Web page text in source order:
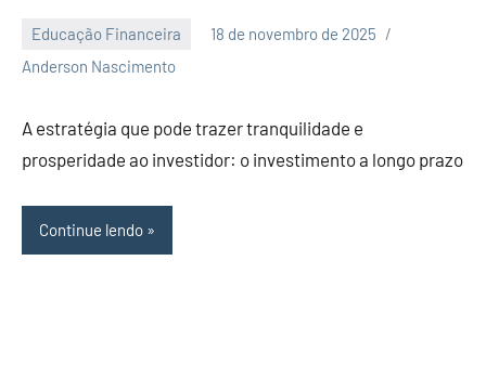
Educação Financeira
18 de novembro de 2025
Anderson Nascimento
Nenhum
A estratégia que pode trazer tranquilidade e
prosperidade ao investidor: o investimento a longo prazo
Continue lendo